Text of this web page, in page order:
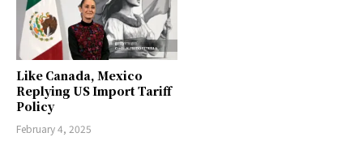
Like Canada, Mexico
Replying US Import Tariff
Policy
February 4, 2025